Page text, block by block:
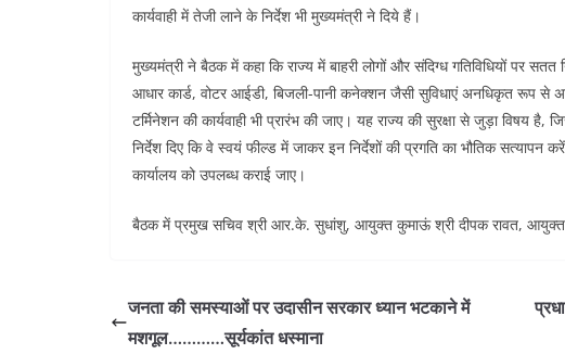
कार्यवाही में तेजी लाने के निर्देश भी मुख्यमंत्री ने दिये हैं।
मुख्यमंत्री ने बैठक में कहा कि राज्य में बाहरी लोगों और संदिग्ध गतिविधियों पर
आधार कार्ड, वोटर आईडी, बिजली-पानी कनेक्शन जैसी सुविधाएं अनधिकृत रूप से
टर्मिनेशन की कार्यवाही भी प्रारंभ की जाए। यह राज्य की सुरक्षा से जुड़ा विषय
निर्देश दिए कि वे स्वयं फील्ड में जाकर इन निर्देशों की प्रगति का भौतिक सत्यापन
कार्यालय को उपलब्ध कराई जाए।
बैठक में प्रमुख सचिव श्री आर.के. सुधांशु, आयुक्त कुमाऊं श्री दीपक रावत, आयुक्त
जनता की समस्याओं पर उदासीन सरकार ध्यान भटकाने में
मशगूल…………सूर्यकांत धस्माना